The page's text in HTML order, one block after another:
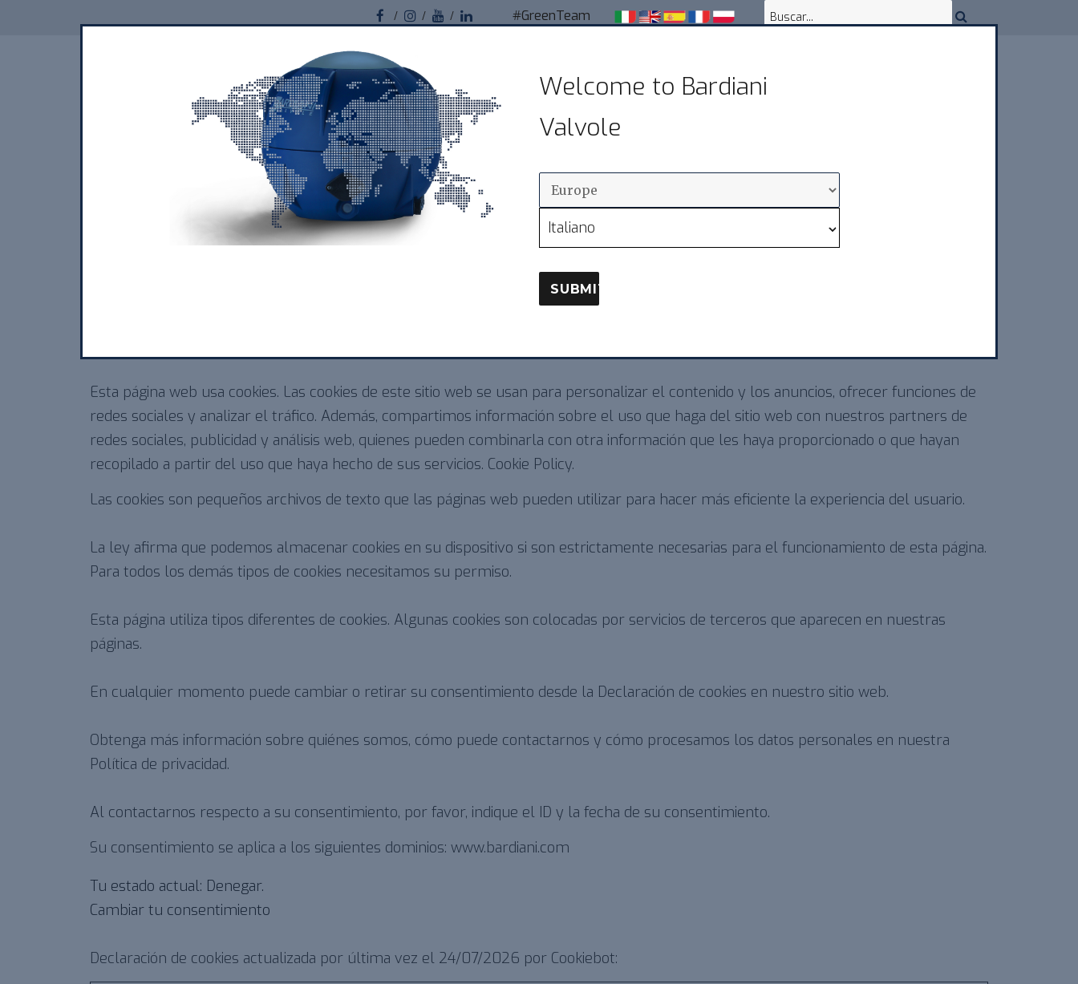
Welcome to Bardiani
Valvole
Italiano
SUBMIT
#GreenTeam
Bardiani Valvole
Valvole sanitarie pneumatiche per impianti
alimentari
NUESTROS PRODUCTOS
Esta página web usa cookies. Las cookies de este sitio web se usan para personalizar el contenido y los anuncios, ofrecer funciones de
redes sociales y analizar el tráfico. Además, compartimos información sobre el uso que haga del sitio web con nuestros partners de
redes sociales, publicidad y análisis web, quienes pueden combinarla con otra información que les haya proporcionado o que hayan
recopilado a partir del uso que haya hecho de sus servicios. Cookie Policy.
Las cookies son pequeños archivos de texto que las páginas web pueden utilizar para hacer más eficiente la experiencia del usuario.
La ley afirma que podemos almacenar cookies en su dispositivo si son estrictamente necesarias para el funcionamiento de esta página.
Para todos los demás tipos de cookies necesitamos su permiso.
Esta página utiliza tipos diferentes de cookies. Algunas cookies son colocadas por servicios de terceros que aparecen en nuestras
páginas.
En cualquier momento puede cambiar o retirar su consentimiento desde la Declaración de cookies en nuestro sitio web.
Obtenga más información sobre quiénes somos, cómo puede contactarnos y cómo procesamos los datos personales en nuestra
Política de privacidad.
Al contactarnos respecto a su consentimiento, por favor, indique el ID y la fecha de su consentimiento.
Su consentimiento se aplica a los siguientes dominios: www.bardiani.com
Tu estado actual: Denegar.
Cambiar tu consentimiento
Declaración de cookies actualizada por última vez el 24/07/2026 por Cookiebot: